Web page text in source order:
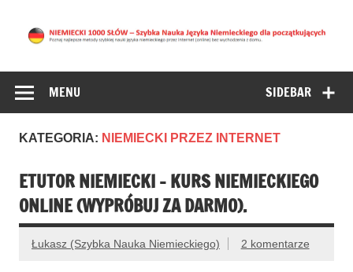
SŁÓW – Nauka
Niemieckiego dla
początkujących
znajdziesz tu najlepsze metody nauki języka niemieckiego
przez Internet bez wychodzenia z domu. (Niemiecki Online
SIDEBAR
MENU
KATEGORIA: NIEMIECKI PRZEZ INTERNET
ETUTOR NIEMIECKI – KURS NIEMIECKIEGO
ONLINE (WYPRÓBUJ ZA DARMO).
Łukasz (Szybka Nauka Niemieckiego) 2 komentarze